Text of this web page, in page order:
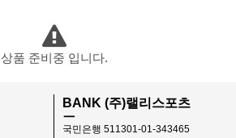
상품 준비중 입니다.
BANK (주)랠리스포츠
ㅡ
국민은행 511301-01-343465